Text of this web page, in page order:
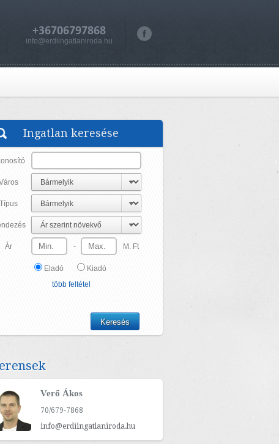
+36706797868
info@erdiingatlaniroda.hu
Ingatlan keresése
Típus
Ár - M. Ft
Eladó
Kiadó
több feltétel
Verő Ákos
70/679-7868
info@erdiingatlaniroda.hu